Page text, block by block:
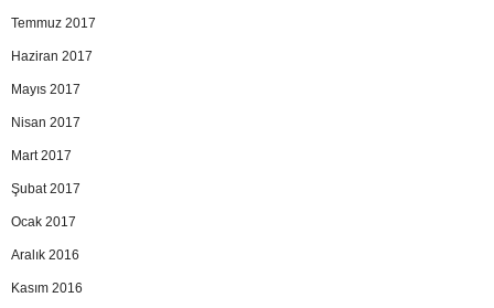
Temmuz 2017
Haziran 2017
Mayıs 2017
Nisan 2017
Mart 2017
Şubat 2017
Ocak 2017
Aralık 2016
Kasım 2016